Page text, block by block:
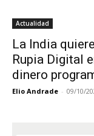
Actualidad
La India
Rupia Digital
dinero
Elio Andrade - 09/10/